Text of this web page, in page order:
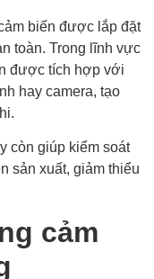
biến được lắp đặt
toàn. Trong lĩnh vực
được tích hợp với
hay camera, tạo
còn giúp kiểm soát
sản xuất, giảm thiểu
cảm